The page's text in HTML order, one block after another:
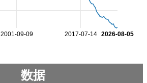
2001-09-09 2017-07-14 2026-08-05
数据